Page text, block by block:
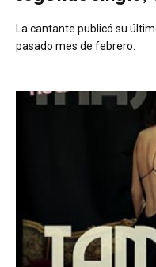
La cantante publicó su
pasado mes de febrero.